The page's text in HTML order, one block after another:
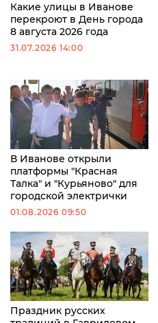
Какие улицы в Иванове
перекроют в День города
8 августа 2026 года
31.07.2026 14:00
В Иванове открыли
платформы "Красная
Талка" и "Курьяново" для
городской электрички
01.08.2026 09:50
Праздник русских